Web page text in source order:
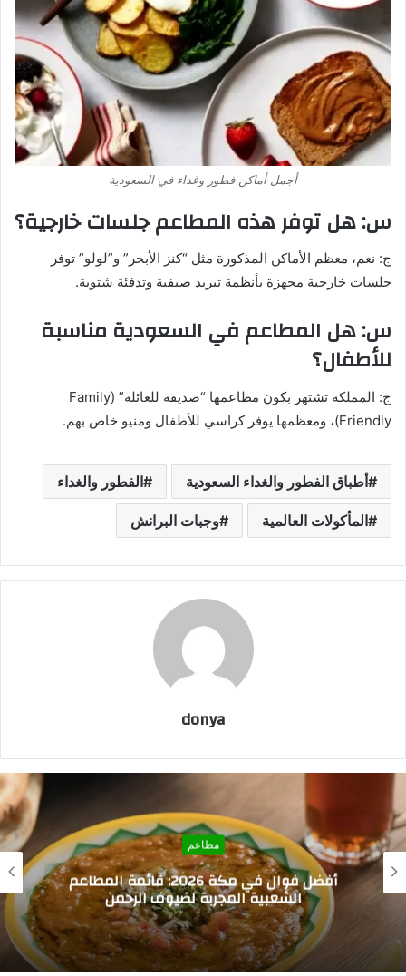
أجمل أماكن فطور وغداء في السعودية
س: هل توفر هذه المطاعم جلسات خارجية؟
ج: نعم، معظم الأماكن المذكورة مثل “كنز الأبحر” و”لولو” توفر
جلسات خارجية مجهزة بأنظمة تبريد صيفية وتدفئة شتوية.
س: هل المطاعم في السعودية مناسبة
للأطفال؟
ج: المملكة تشتهر بكون مطاعمها “صديقة للعائلة” (Family
Friendly)، ومعظمها يوفر كراسي للأطفال ومنيو خاص بهم.
أطباق الفطور والغداء السعودية الفطور والغداء
المأكولات العالمية وجبات البرانش
donya
مطاعم
ألذ مطاعم بروستد في السعودية 2026: دليل
القرمشة والنكهة الأصيلة